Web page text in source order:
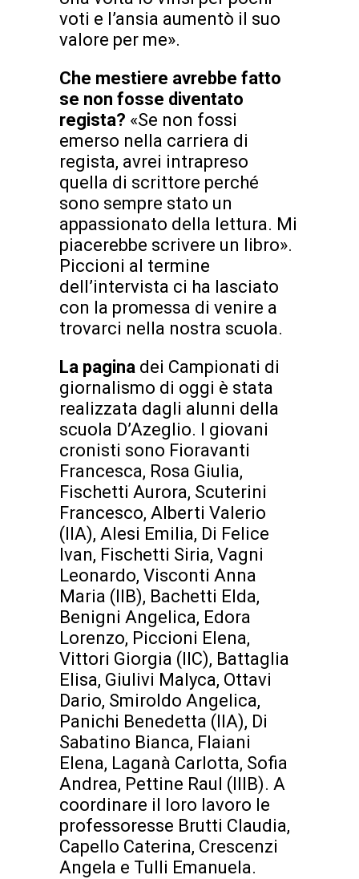
voti e l’ansia aumentò il suo
valore per me».
Che mestiere avrebbe fatto
se non fosse diventato
regista? «Se non fossi
emerso nella carriera di
regista, avrei intrapreso
quella di scrittore perché
sono sempre stato un
appassionato della lettura. Mi
piacerebbe scrivere un libro».
Piccioni al termine
dell’intervista ci ha lasciato
con la promessa di venire a
trovarci nella nostra scuola.
La pagina dei Campionati di
giornalismo di oggi è stata
realizzata dagli alunni della
scuola D’Azeglio. I giovani
cronisti sono Fioravanti
Francesca, Rosa Giulia,
Fischetti Aurora, Scuterini
Francesco, Alberti Valerio
(IIA), Alesi Emilia, Di Felice
Ivan, Fischetti Siria, Vagni
Leonardo, Visconti Anna
Maria (IIB), Bachetti Elda,
Benigni Angelica, Edora
Lorenzo, Piccioni Elena,
Vittori Giorgia (IIC), Battaglia
Elisa, Giulivi Malyca, Ottavi
Dario, Smiroldo Angelica,
Panichi Benedetta (IIA), Di
Sabatino Bianca, Flaiani
Elena, Laganà Carlotta, Sofia
Andrea, Pettine Raul (IIIB). A
coordinare il loro lavoro le
professoresse Brutti Claudia,
Capello Caterina, Crescenzi
Angela e Tulli Emanuela.